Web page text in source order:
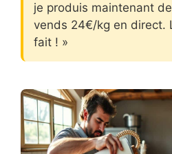
je produis maintenant
vends 24€/kg en direct.
fait ! »